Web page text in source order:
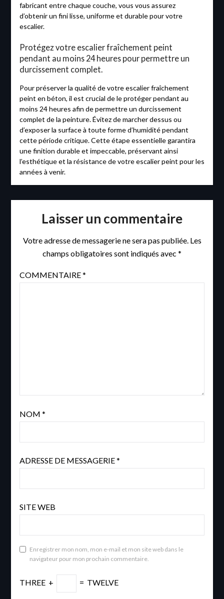
fabricant entre chaque couche, vous vous assurez
d’obtenir un fini lisse, uniforme et durable pour votre
escalier.
Protégez votre escalier fraîchement peint
pendant au moins 24 heures pour permettre un
durcissement complet.
Pour préserver la qualité de votre escalier fraîchement
peint en béton, il est crucial de le protéger pendant au
moins 24 heures afin de permettre un durcissement
complet de la peinture. Évitez de marcher dessus ou
d’exposer la surface à toute forme d’humidité pendant
cette période critique. Cette étape essentielle garantira
une finition durable et impeccable, préservant ainsi
l’esthétique et la résistance de votre escalier peint pour les
années à venir.
Laisser un commentaire
Votre adresse de messagerie ne sera pas publiée. Les
champs obligatoires sont indiqués avec *
COMMENTAIRE*
NOM *
ADRESSE DE MESSAGERIE*
SITE WEB
Enregistrer mon nom, mon e-mail et mon site web dans le
navigateur pour mon prochain commentaire.
THREE + = TWELVE